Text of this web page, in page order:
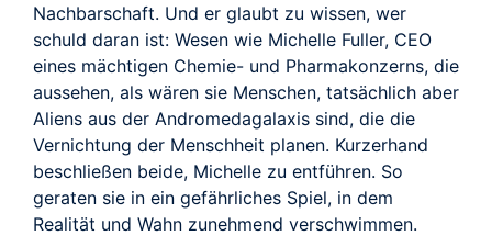
Nachbarschaft. Und er glaubt zu wissen, wer
schuld daran ist: Wesen wie Michelle Fuller, CEO
eines mächtigen Chemie- und Pharmakonzerns, die
aussehen, als wären sie Menschen, tatsächlich aber
Aliens aus der Andromedagalaxis sind, die die
Vernichtung der Menschheit planen. Kurzerhand
beschließen beide, Michelle zu entführen. So
geraten sie in ein gefährliches Spiel, in dem
Realität und Wahn zunehmend verschwimmen.